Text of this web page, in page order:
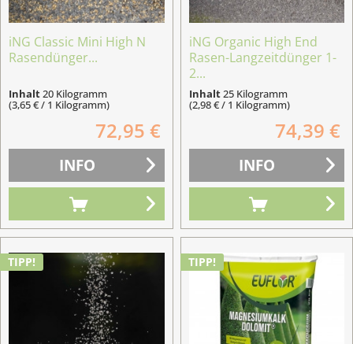
iNG Classic Mini High N
Rasendünger...
Inhalt20 Kilogramm
(3,65 € / 1 Kilogramm)
72,95 €
INFO
iNG Organic High End
Rasen-Langzeitdünger 1-
2...
Inhalt25 Kilogramm
(2,98 € / 1 Kilogramm)
74,39 €
INFO
TIPP! TIPP!